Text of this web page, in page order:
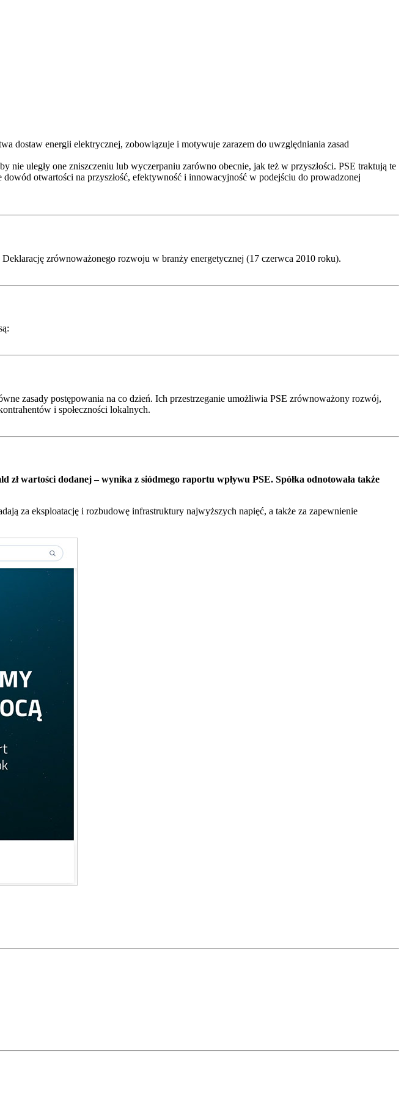
dostaw energii elektrycznej, zobowiązuje i motywuje zarazem do uwzględniania zasad
uległy one zniszczeniu lub wyczerpaniu zarówno obecnie, jak też w przyszłości. PSE traktują te
otwartości na przyszłość, efektywność i innowacyjność w podejściu do prowadzonej
zrównoważonego rozwoju w branży energetycznej (17 czerwca 2010 roku).
zasady postępowania na co dzień. Ich przestrzeganie umożliwia PSE zrównoważony rozwój,
i społeczności lokalnych.
wartości dodanej – wynika z siódmego raportu wpływu PSE. Spółka odnotowała także
za eksploatację i rozbudowę infrastruktury najwyższych napięć, a także za zapewnienie